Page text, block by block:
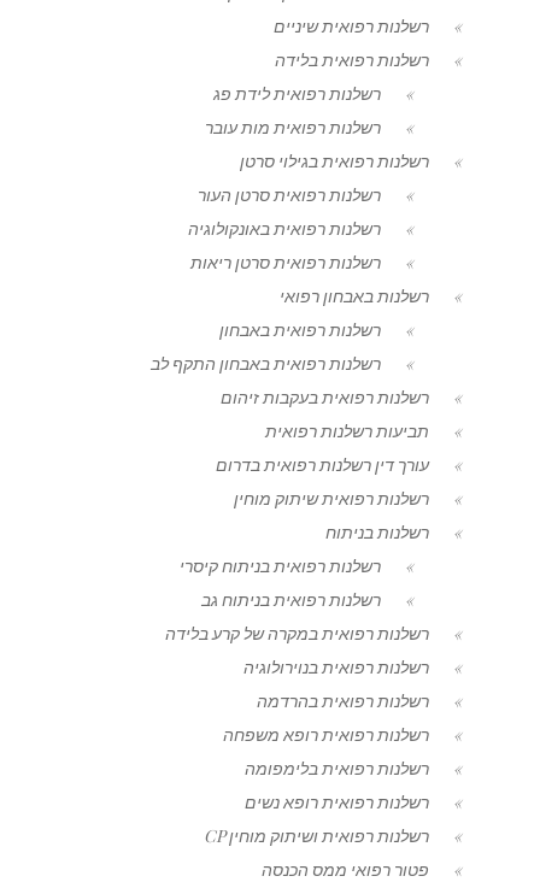
רשלנות רפואית שיניים
רשלנות רפואית בלידה
רשלנות רפואית לידת פג
רשלנות רפואית מות עובר
רשלנות רפואית בגילוי סרטן
רשלנות רפואית סרטן העור
רשלנות רפואית באונקולוגיה
רשלנות רפואית סרטן ריאות
רשלנות באבחון רפואי
רשלנות רפואית באבחון
רשלנות רפואית באבחון התקף לב
רשלנות רפואית בעקבות זיהום
תביעות רשלנות רפואית
עורך דין רשלנות רפואית בדרום
רשלנות רפואית שיתוק מוחין
רשלנות בניתוח
רשלנות רפואית בניתוח קיסרי
רשלנות רפואית בניתוח גב
רשלנות רפואית במקרה של קרע בלידה
רשלנות רפואית בנוירולוגיה
רשלנות רפואית בהרדמה
רשלנות רפואית רופא משפחה
רשלנות רפואית בלימפומה
רשלנות רפואית רופא נשים
רשלנות רפואית ושיתוק מוחין CP
פטור רפואי ממס הכנסה